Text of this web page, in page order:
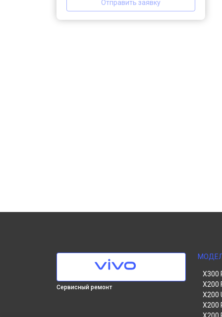
Отправить заявку
Сервисный ремонт
X300
X200
X200
X200